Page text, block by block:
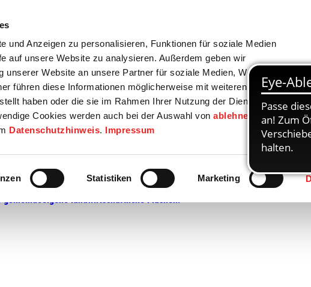
und Anzeigen zu personalisieren, Funktionen für soziale Medien
auf unsere Website zu analysieren. Außerdem geben wir
unserer Website an unsere Partner für soziale Medien, Werbung
führen diese Informationen möglicherweise mit weiteren Daten
haben oder die sie im Rahmen Ihrer Nutzung der Dienste
Cookies werden auch bei der Auswahl vonablehnen
gesetzt.
Datenschutzhinweis. Impressum
Statistiken Marketing
Wirtschaft / Wohnen Bildung / Soziales Touristik / Freizeit
landwirtschaftliche Flächen: